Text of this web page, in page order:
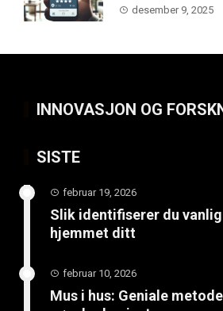
desember 9, 2025
INNOVASJON OG
SISTE
februar 19, 2026
Slik identifiserer du
hjemmet ditt
februar 10, 2026
Mus i hus: Geniale